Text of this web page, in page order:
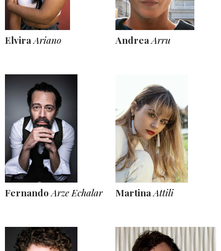
ElviraAriano AndreaArru
FernandoArze Echalar MartinaAttili